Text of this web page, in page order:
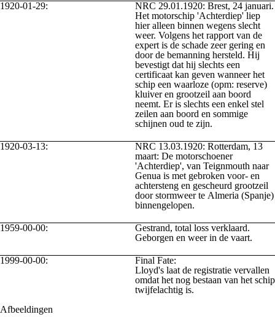
1920-01-29:
NRC 29.01.1920: Brest, 24 januari.
Het motorschip 'Achterdiep' liep
hier alleen binnen wegens slecht
weer. Volgens het rapport van de
expert is de schade zeer gering en
door de bemanning hersteld. Hij
bevestigt dat hij slechts een
certificaat kan geven wanneer het
schip een waarloze (opm: reserve)
kluiver en grootzeil aan boord
neemt. Er is slechts een enkel stel
zeilen aan boord en sommige
schijnen oud te zijn.
1920-03-13:
NRC 13.03.1920: Rotterdam, 13
maart: De motorschoener
'Achterdiep', van Teignmouth naar
Genua is met gebroken voor- en
achtersteng en gescheurd grootzeil
door stormweer te Almeria (Spanje)
binnengelopen.
1959-00-00:
Gestrand, total loss verklaard.
Geborgen en weer in de vaart.
1999-00-00:
Final Fate:
Lloyd's laat de registratie vervallen
omdat het nog bestaan van het schip
twijfelachtig is.
Afbeeldingen